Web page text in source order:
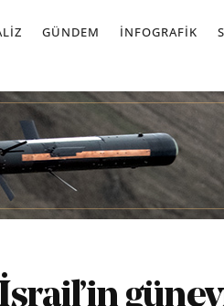
GÜNDEM İNFOGRAFIK